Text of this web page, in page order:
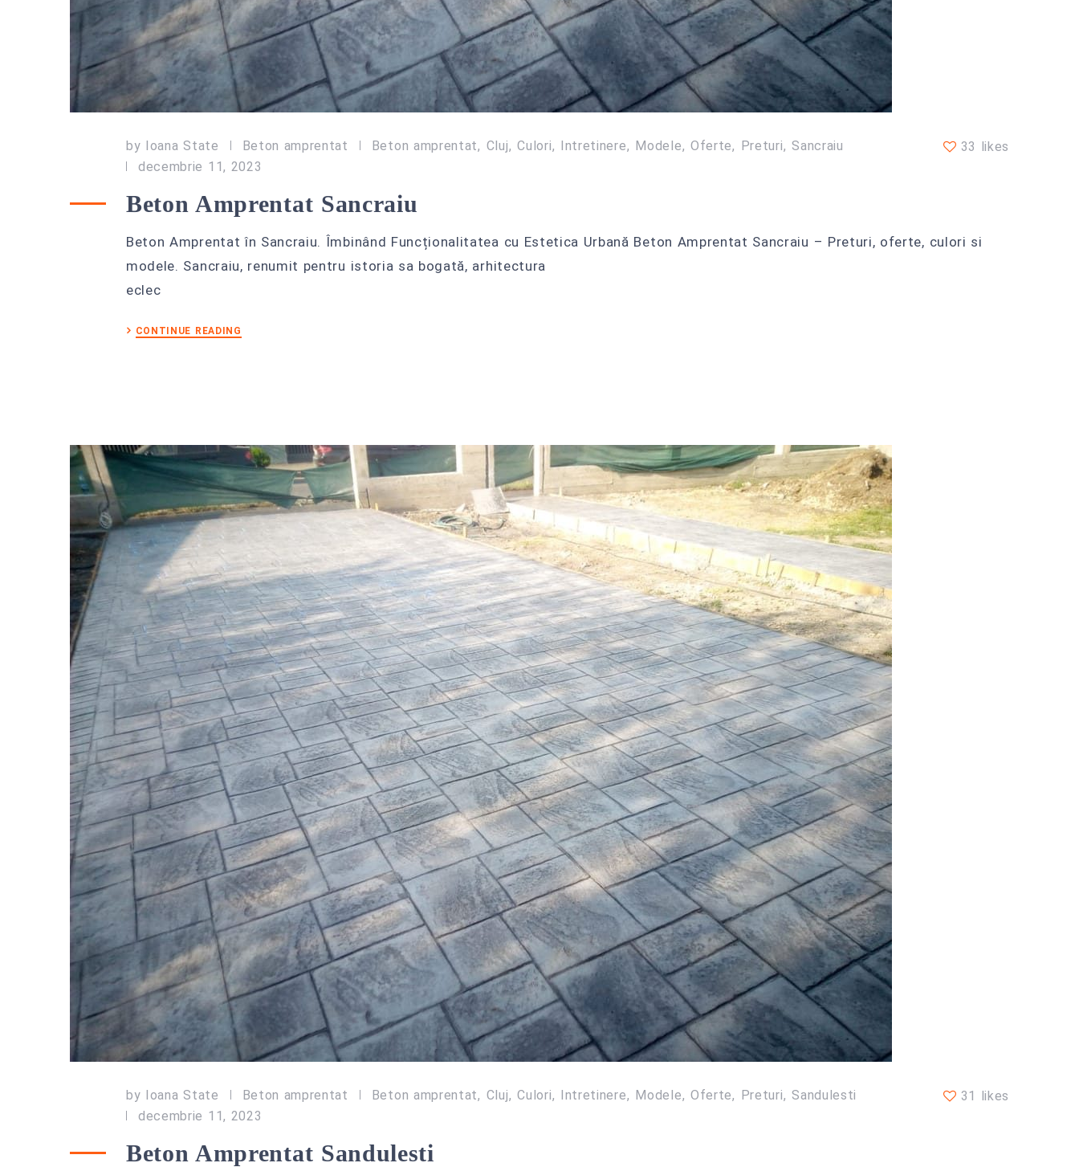
by Ioana State Beton amprentat Beton amprentat Cluj Culori Intretinere Modele Oferte Preturi
Sancraiu
decembrie 11, 2023
33 likes
Beton Amprentat Sancraiu
Beton Amprentat în Sancraiu. Îmbinând Funcționalitatea cu Estetica Urbană Beton Amprentat Sancraiu – Preturi, oferte, culori si
modele. Sancraiu, renumit pentru istoria sa bogată, arhitectura
eclec
CONTINUE READING
by Ioana State Beton amprentat Beton amprentat Cluj Culori Intretinere Modele Oferte Preturi
Sandulesti
decembrie 11, 2023
31 likes
Beton Amprentat Sandulesti